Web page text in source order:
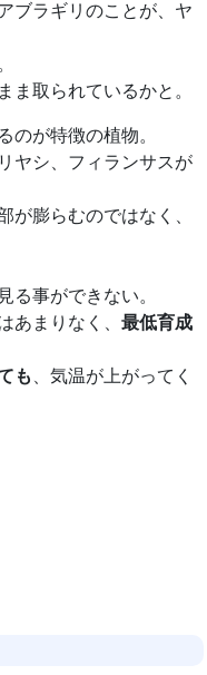
ブラギリのことが、ヤ
ま取られているかと。
のが特徴の植物。
ヤシ、フィランサスが
が膨らむのではなく、
る事ができない。
あまりなく、 最低育成
も
、気温が上がってく